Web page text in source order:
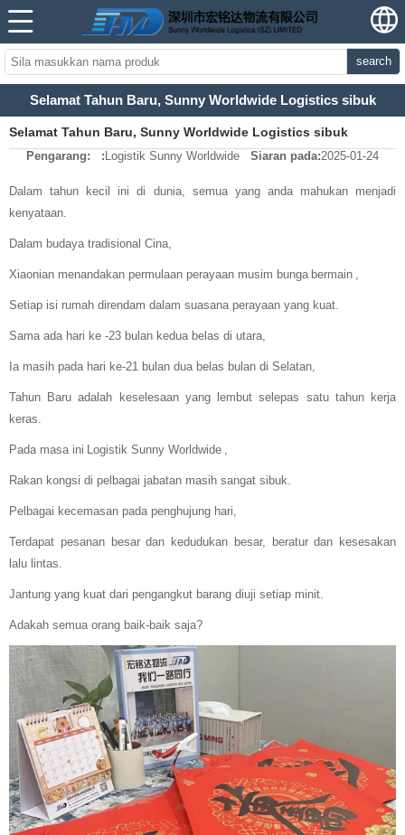
search
Selamat Tahun Baru, Sunny Worldwide Logistics sibuk
Selamat Tahun Baru, Sunny Worldwide Logistics sibuk
Pengarang: : Logistik Sunny Worldwide Siaran pada:2025-01-24
Dalam tahun kecil ini di dunia, semua yang anda mahukan menjadi
kenyataan.
Dalam budaya tradisional Cina,
Xiaonian menandakan permulaan perayaan musim bunga bermain ,
Setiap isi rumah direndam dalam suasana perayaan yang kuat.
Sama ada hari ke -23 bulan kedua belas di utara,
Ia masih pada hari ke-21 bulan dua belas bulan di Selatan,
Tahun Baru adalah keselesaan yang lembut selepas satu tahun kerja
keras.
Pada masa ini Logistik Sunny Worldwide ,
Rakan kongsi di pelbagai jabatan masih sangat sibuk.
Pelbagai kecemasan pada penghujung hari,
Terdapat pesanan besar dan kedudukan besar, beratur dan kesesakan
lalu lintas.
Jantung yang kuat dari pengangkut barang diuji setiap minit.
Adakah semua orang baik-baik saja?